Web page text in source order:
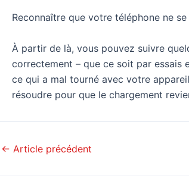
Reconnaître que votre téléphone ne
À partir de là, vous pouvez suivre
correctement – que ce soit par essais
ce qui a mal tourné avec votre
résoudre pour que le chargement
← Article précédent